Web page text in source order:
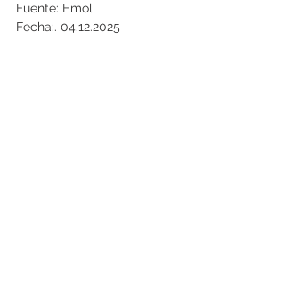
Fuente: Emol
Fecha:. 04.12.2025